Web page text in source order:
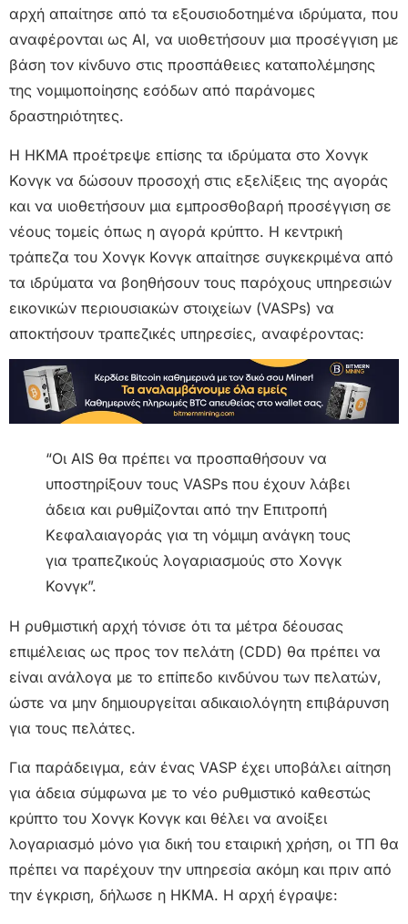
αρχή απαίτησε από τα εξουσιοδοτημένα ιδρύματα, που
αναφέρονται ως ΑΙ, να υιοθετήσουν μια προσέγγιση με
βάση τον κίνδυνο στις προσπάθειες καταπολέμησης
της νομιμοποίησης εσόδων από παράνομες
δραστηριότητες.
Η HKMA προέτρεψε επίσης τα ιδρύματα στο Χονγκ
Κονγκ να δώσουν προσοχή στις εξελίξεις της αγοράς
και να υιοθετήσουν μια εμπροσθοβαρή προσέγγιση σε
νέους τομείς όπως η αγορά κρύπτο. Η κεντρική
τράπεζα του Χονγκ Κονγκ απαίτησε συγκεκριμένα από
τα ιδρύματα να βοηθήσουν τους παρόχους υπηρεσιών
εικονικών περιουσιακών στοιχείων (VASPs) να
αποκτήσουν τραπεζικές υπηρεσίες, αναφέροντας:
“Οι ΑΙS θα πρέπει να προσπαθήσουν να
υποστηρίξουν τους VASPs που έχουν λάβει
άδεια και ρυθμίζονται από την Επιτροπή
Κεφαλαιαγοράς για τη νόμιμη ανάγκη τους
για τραπεζικούς λογαριασμούς στο Χονγκ
Κονγκ”.
Η ρυθμιστική αρχή τόνισε ότι τα μέτρα δέουσας
επιμέλειας ως προς τον πελάτη (CDD) θα πρέπει να
είναι ανάλογα με το επίπεδο κινδύνου των πελατών,
ώστε να μην δημιουργείται αδικαιολόγητη επιβάρυνση
για τους πελάτες.
Για παράδειγμα, εάν ένας VASP έχει υποβάλει αίτηση
για άδεια σύμφωνα με το νέο ρυθμιστικό καθεστώς
κρύπτο του Χονγκ Κονγκ και θέλει να ανοίξει
λογαριασμό μόνο για δική του εταιρική χρήση, οι ΤΠ θα
πρέπει να παρέχουν την υπηρεσία ακόμη και πριν από
την έγκριση, δήλωσε η HKMA. Η αρχή έγραψε: